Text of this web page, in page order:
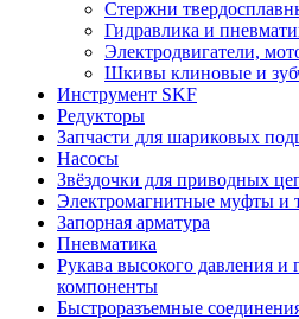
Стержни
Гидравлика и
Электродвигатели,
Шкивы клиновые и
Инструмент SKF
Редукторы
Запчасти для шариковых
Насосы
Звёздочки для приводных
Электромагнитные муфты и
Запорная арматура
Пневматика
Рукава высокого давления и
компоненты
Быстроразъемные